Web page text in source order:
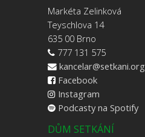
Markéta Zelinková
Teyschlova 14
635 00 Brno
777 131 575
kancelar@setkani.org
Facebook
Instagram
Podcasty na Spotify
DŮM SETKÁNÍ